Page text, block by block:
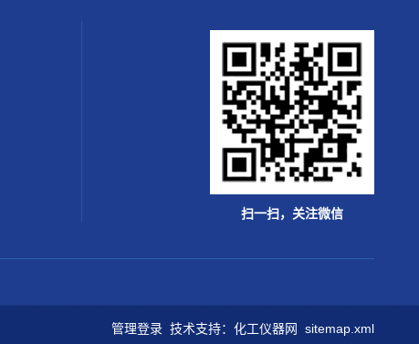
扫一扫，关注微信
管理登录 技术支持： 化工仪器网 sitemap.xml